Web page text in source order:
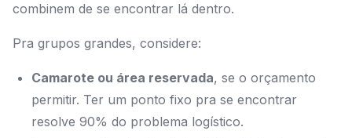
combinem de se encontrar lá dentro.
Pra grupos grandes, considere:
Camarote ou área reservada, se o orçamento
permitir. Ter um ponto fixo pra se encontrar
resolve 90% do problema logístico.